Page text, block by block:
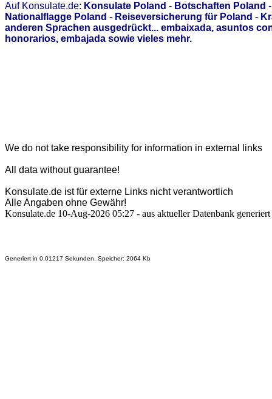
Auf Konsulate.de: Konsulate Poland - Botschaften Poland
Nationalflagge Poland - Reiseversicherung für Poland -
anderen Sprachen ausgedrückt... embaixada, asuntos
honorarios, embajada sowie vieles mehr.
We do not take responsibility for information in external links
All data without guarantee!
Konsulate.de ist für externe Links nicht verantwortlich
Alle Angaben ohne Gewähr!
Konsulate.de 10-Aug-2026 05:27 - aus aktueller Datenbank generiert
Generiert in 0.01217 Sekunden. Speicher: 2064 Kb